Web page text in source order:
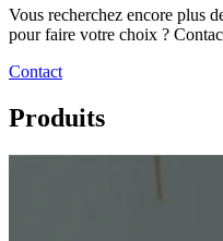
Vous recherchez encore plus
pour faire votre choix ?
Contact
Produits